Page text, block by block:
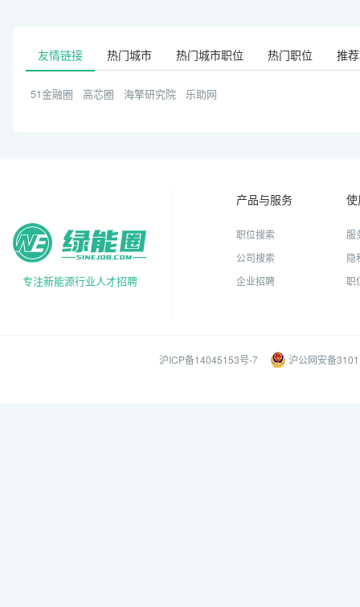
友情链接 热门城市 热门城市职位 热门职位 推
51金融圈 高芯圈 海擎研究院 乐助网
专注新能源行业人才招聘
产品与服务
职位搜索
公司搜索
企业招聘
服
隐
职
沪ICP备14045153号-7 沪公网安备